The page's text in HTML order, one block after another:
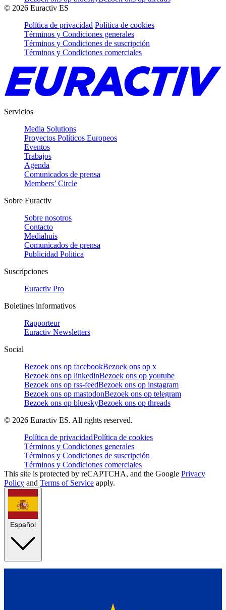
© 2026 Euractiv ES
Política de privacidad Política de cookies
Términos y Condiciones generales
Términos y Condiciones de suscripción
Términos y Condiciones comerciales
Servicios
Media Solutions
Proyectos Políticos Europeos
Eventos
Trabajos
Agenda
Comunicados de prensa
Members’ Circle
Sobre Euractiv
Sobre nosotros
Contacto
Mediahuis
Comunicados de prensa
Publicidad Politica
Suscripciones
Euractiv Pro
Boletines informativos
Rapporteur
Euractiv Newsletters
Social
Bezoek ons op facebookBezoek ons op x
Bezoek ons op linkedinBezoek ons op youtube
Bezoek ons op rss-feedBezoek ons op instagram
Bezoek ons op mastodonBezoek ons op telegram
Bezoek ons op blueskyBezoek ons op threads
© 2026 Euractiv ES. All rights reserved.
Política de privacidadPolítica de cookies
Términos y Condiciones generales
Términos y Condiciones de suscripción
Términos y Condiciones comerciales
This site is protected by reCAPTCHA, and the Google Privacy
Policy and Terms of Service apply.
Español